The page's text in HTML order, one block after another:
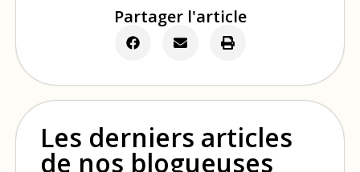
Partager l'article
Les derniers articles
de nos blogueuses